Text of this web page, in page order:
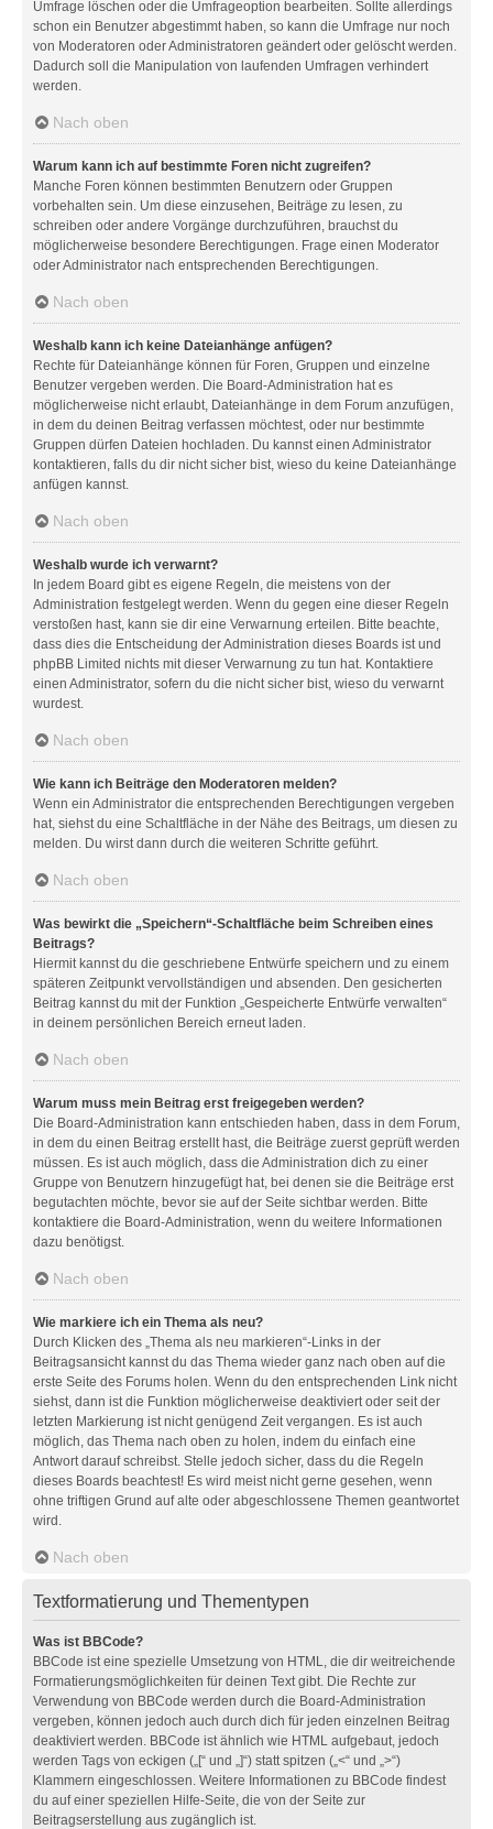
Umfrage löschen oder die Umfrageoption bearbeiten. Sollte allerdings
schon ein Benutzer abgestimmt haben, so kann die Umfrage nur noch
von Moderatoren oder Administratoren geändert oder gelöscht werden.
Dadurch soll die Manipulation von laufenden Umfragen verhindert
werden.
Nach oben
Warum kann ich auf bestimmte Foren nicht zugreifen?
Manche Foren können bestimmten Benutzern oder Gruppen
vorbehalten sein. Um diese einzusehen, Beiträge zu lesen, zu
schreiben oder andere Vorgänge durchzuführen, brauchst du
möglicherweise besondere Berechtigungen. Frage einen Moderator
oder Administrator nach entsprechenden Berechtigungen.
Nach oben
Weshalb kann ich keine Dateianhänge anfügen?
Rechte für Dateianhänge können für Foren, Gruppen und einzelne
Benutzer vergeben werden. Die Board-Administration hat es
möglicherweise nicht erlaubt, Dateianhänge in dem Forum anzufügen,
in dem du deinen Beitrag verfassen möchtest, oder nur bestimmte
Gruppen dürfen Dateien hochladen. Du kannst einen Administrator
kontaktieren, falls du dir nicht sicher bist, wieso du keine Dateianhänge
anfügen kannst.
Nach oben
Weshalb wurde ich verwarnt?
In jedem Board gibt es eigene Regeln, die meistens von der
Administration festgelegt werden. Wenn du gegen eine dieser Regeln
verstoßen hast, kann sie dir eine Verwarnung erteilen. Bitte beachte,
dass dies die Entscheidung der Administration dieses Boards ist und
phpBB Limited nichts mit dieser Verwarnung zu tun hat. Kontaktiere
einen Administrator, sofern du die nicht sicher bist, wieso du verwarnt
wurdest.
Nach oben
Wie kann ich Beiträge den Moderatoren melden?
Wenn ein Administrator die entsprechenden Berechtigungen vergeben
hat, siehst du eine Schaltfläche in der Nähe des Beitrags, um diesen zu
melden. Du wirst dann durch die weiteren Schritte geführt.
Nach oben
Was bewirkt die „Speichern“-Schaltfläche beim Schreiben eines
Beitrags?
Hiermit kannst du die geschriebene Entwürfe speichern und zu einem
späteren Zeitpunkt vervollständigen und absenden. Den gesicherten
Beitrag kannst du mit der Funktion „Gespeicherte Entwürfe verwalten“
in deinem persönlichen Bereich erneut laden.
Nach oben
Warum muss mein Beitrag erst freigegeben werden?
Die Board-Administration kann entschieden haben, dass in dem Forum,
in dem du einen Beitrag erstellt hast, die Beiträge zuerst geprüft werden
müssen. Es ist auch möglich, dass die Administration dich zu einer
Gruppe von Benutzern hinzugefügt hat, bei denen sie die Beiträge erst
begutachten möchte, bevor sie auf der Seite sichtbar werden. Bitte
kontaktiere die Board-Administration, wenn du weitere Informationen
dazu benötigst.
Nach oben
Wie markiere ich ein Thema als neu?
Durch Klicken des „Thema als neu markieren“-Links in der
Beitragsansicht kannst du das Thema wieder ganz nach oben auf die
erste Seite des Forums holen. Wenn du den entsprechenden Link nicht
siehst, dann ist die Funktion möglicherweise deaktiviert oder seit der
letzten Markierung ist nicht genügend Zeit vergangen. Es ist auch
möglich, das Thema nach oben zu holen, indem du einfach eine
Antwort darauf schreibst. Stelle jedoch sicher, dass du die Regeln
dieses Boards beachtest! Es wird meist nicht gerne gesehen, wenn
ohne triftigen Grund auf alte oder abgeschlossene Themen geantwortet
wird.
Nach oben
Textformatierung und Thementypen
Was ist BBCode?
BBCode ist eine spezielle Umsetzung von HTML, die dir weitreichende
Formatierungsmöglichkeiten für deinen Text gibt. Die Rechte zur
Verwendung von BBCode werden durch die Board-Administration
vergeben, können jedoch auch durch dich für jeden einzelnen Beitrag
deaktiviert werden. BBCode ist ähnlich wie HTML aufgebaut, jedoch
werden Tags von eckigen („[“ und „]“) statt spitzen („<“ und „>“)
Klammern eingeschlossen. Weitere Informationen zu BBCode findest
du auf einer speziellen Hilfe-Seite, die von der Seite zur
Beitragserstellung aus zugänglich ist.